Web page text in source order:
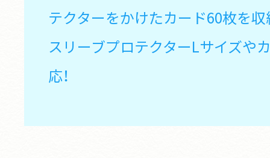
テクターをかけたカード60枚を収
スリーブプロテクターLサイズや
応！